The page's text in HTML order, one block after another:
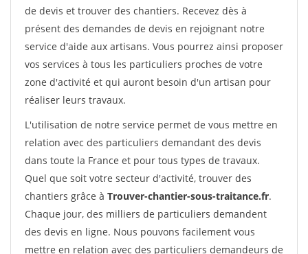
de devis et trouver des chantiers. Recevez dès à
présent des demandes de devis en rejoignant notre
service d'aide aux artisans. Vous pourrez ainsi proposer
vos services à tous les particuliers proches de votre
zone d'activité et qui auront besoin d'un artisan pour
réaliser leurs travaux.
L'utilisation de notre service permet de vous mettre en
relation avec des particuliers demandant des devis
dans toute la France et pour tous types de travaux.
Quel que soit votre secteur d'activité, trouver des
chantiers grâce à Trouver-chantier-sous-traitance.fr.
Chaque jour, des milliers de particuliers demandent
des devis en ligne. Nous pouvons facilement vous
mettre en relation avec des particuliers demandeurs de